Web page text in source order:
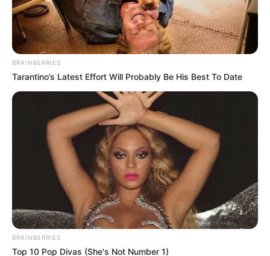
BRAINBERRIES
Tarantino’s Latest Effort Will Probably Be His Best To Date
BRAINBERRIES
Top 10 Pop Divas (She's Not Number 1)